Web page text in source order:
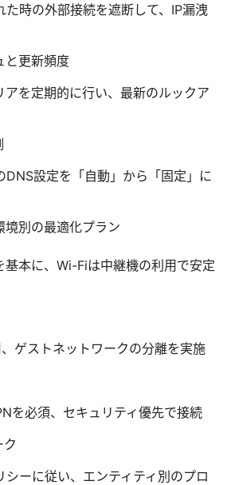
た時の外部接続を遮断して、IP漏洩
と更新頻度
アを定期的に行い、最新のルックア
DNS設定を「自動」から「固定」に
境別の最適化プラン
基本に、Wi-Fiは中継機の利用で安定
ゲストネットワークの分離を実施
を必須、セキュリティ優先で接続
シーに従い、エンティティ別のプロ